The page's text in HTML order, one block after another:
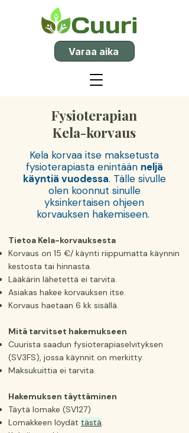
Varaa aika
Fysioterapian
Kela-korvaus
Kela korvaa itse maksetusta
fysioterapiasta enintään neljä
käyntiä vuodessa. Tälle sivulle
olen koonnut sinulle
yksinkertaisen ohjeen
korvauksen hakemiseen.
Tietoa Kela-korvauksesta
Korvaus on 15 €/ käynti riippumatta käynnin
kestosta tai hinnasta.
Lääkärin lähetettä ei tarvita.
Asiakas hakee korvauksen itse.
Korvaus haetaan 6 kk sisällä.
Mitä tarvitset hakemukseen
Cuurista saadun fysioterapiaselvityksen
(SV3FS), jossa käynnit on merkitty.
Maksukuittia ei tarvita.
Hakemuksen täyttäminen
Täytä lomake (SV127)
Lomakkeen löydät tästä.